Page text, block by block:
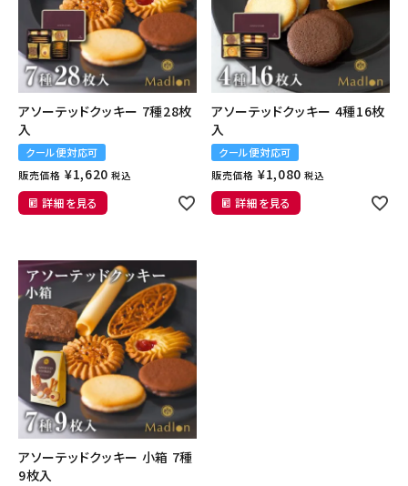
アソーテッドクッキー 7種28枚
入
クール便対応可
販売価格 ¥1,620 税込
詳細を見る
アソーテッドクッキー 4種16枚
入
クール便対応可
販売価格 ¥1,080 税込
詳細を見る
アソーテッドクッキー 小箱 7種
9枚入